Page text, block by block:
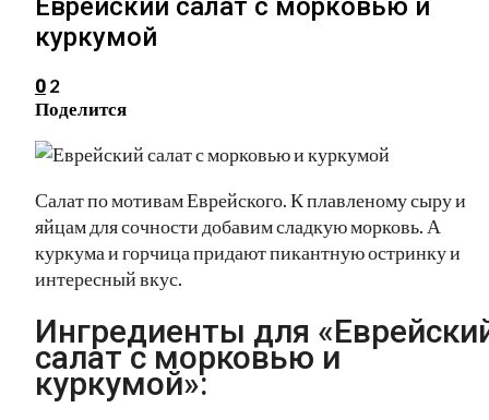
Еврейский салат с морковью и
куркумой
0 2
Поделится
Салат по мотивам Еврейского. К плавленому сыру и
яйцам для сочности добавим сладкую морковь. А
куркума и горчица придают пикантную остринку и
интересный вкус.
Ингредиенты для
салат с морковью и
куркумой»: